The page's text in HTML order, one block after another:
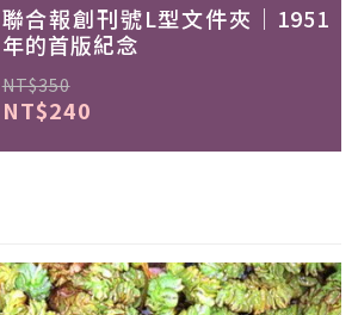
聯合報創刊號L型文件夾｜1951
年的首版紀念
NT$350
NT$240